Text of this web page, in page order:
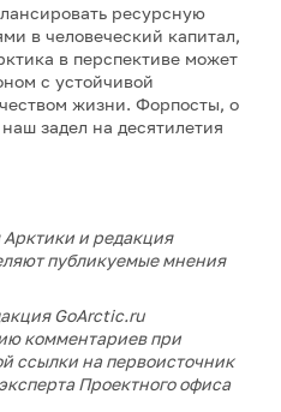
ресурсную
в человеческий капитал,
в перспективе может
с устойчивой
жизни. Форпосты, о
задел на десятилетия
и редакция
публикуемые мнения
GoArctic.ru
комментариев при
ссылки на первоисточник
Проектного офиса